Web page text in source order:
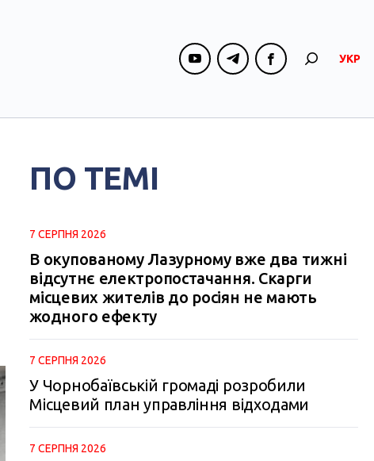
УКР
ПО ТЕМІ
7 СЕРПНЯ 2026
В окупованому Лазурному вже два тижні
відсутнє електропостачання. Скарги
місцевих жителів до росіян не мають
жодного ефекту
7 СЕРПНЯ 2026
У Чорнобаївській громаді розробили
Місцевий план управління відходами
7 СЕРПНЯ 2026